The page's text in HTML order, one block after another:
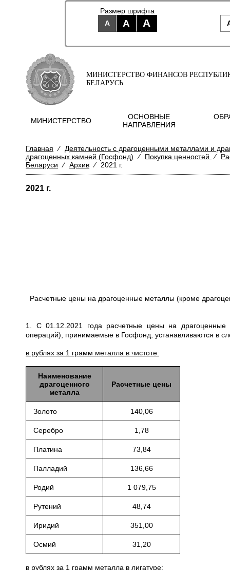
Размер шрифта
A
A A
МИНИСТЕРСТВО ФИНАНСОВ
БЕЛАРУСЬ
МИНИСТЕРСТВО
ОСНОВНЫЕ
НАПРАВЛЕНИЯ
Главная ⁄
Деятельность с драгоценными металлами и
драгоценных камней (Госфонд)
⁄ Покупка ценностей ⁄
Беларуси
⁄ Архив ⁄ 2021 г.
2021 г.
Расчетные цены на драгоценные металлы (кроме
1. С 01.12.2021 года расчетные цены на драгоценные
операций), принимаемые в Госфонд, устанавливаются в
в рублях за 1 грамм металла в чистоте:
Наименование
драгоценного
металла
Расчетные цены
Золото 140,06
Серебро 1,78
Платина 73,84
Палладий 136,66
Родий 1 079,75
Рутений 48,74
Иридий 351,00
Осмий 31,20
в рублях за 1 грамм металла в лигатуре: